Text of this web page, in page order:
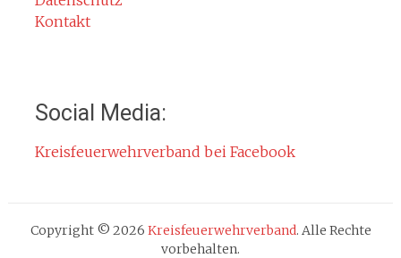
Gefahr durch Kohlenmonoxid
Cookie-Hinweis
Atemschutz
Kontakt
Social Media:
Kreisfeuerwehrverband bei Facebook
Copyright © 2026 Kreisfeuerwehrverband. Alle Rechte
vorbehalten.